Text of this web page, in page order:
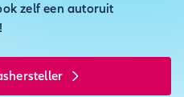
zelf een autoruit